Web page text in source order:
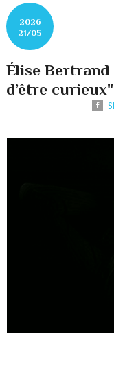
2026
21/05
Élise Bertrand
d’être curieux"